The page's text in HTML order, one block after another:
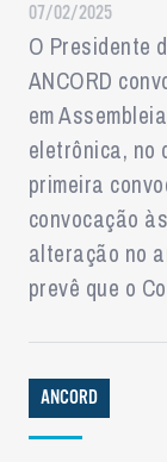
07/02/2025
O Presidente
ANCORD
em
eletrônica, no
primeira
convocação
alteração no
prevê que o
ANCORD